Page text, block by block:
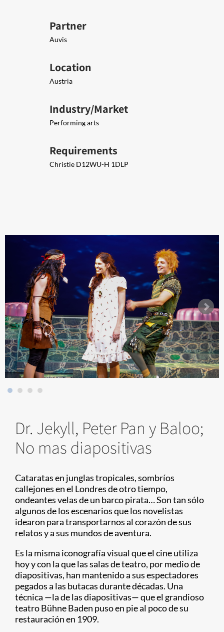
Partner
Auvis
Location
Austria
Industry/Market
Performing arts
Requirements
Christie D12WU-H 1DLP
Dr. Jekyll, Peter Pan y Baloo;
No mas diapositivas
Cataratas en junglas tropicales, sombríos
callejones en el Londres de otro tiempo,
ondeantes velas de un barco pirata… Son tan sólo
algunos de los escenarios que los novelistas
idearon para transportarnos al corazón de sus
relatos y a sus mundos de aventura.
Es la misma iconografía visual que el cine utiliza
hoy y con la que las salas de teatro, por medio de
diapositivas, han mantenido a sus espectadores
pegados a las butacas durante décadas. Una
técnica —la de las diapositivas— que el grandioso
teatro Bühne Baden puso en pie al poco de su
restauración en 1909.